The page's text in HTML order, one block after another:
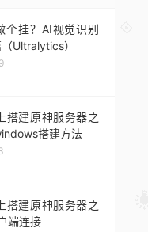
个挂？AI视觉识别
Ultralytics）
搭建原神服务器之
搭建方法
搭建原神服务器之
端连接